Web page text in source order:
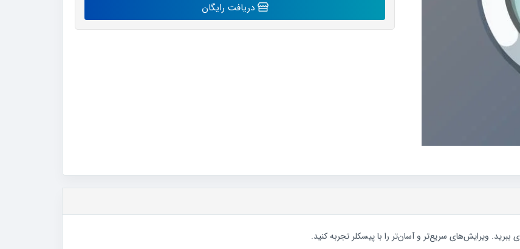
رایگان
دریافت رایگان
ویرایش‌های سریع‌تر و آسان‌تر را با پیسکلر تجربه کنید.